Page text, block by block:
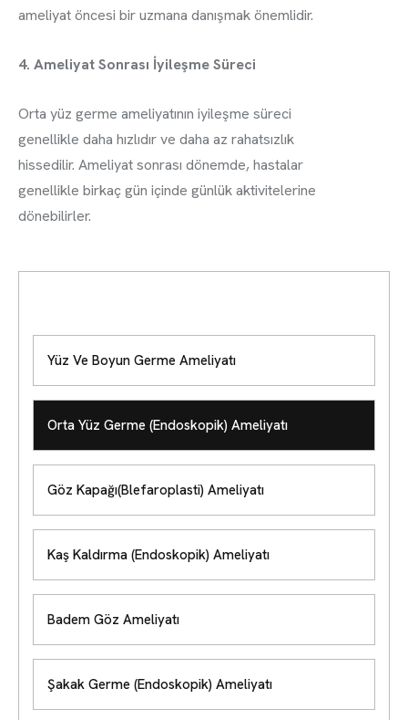
ameliyat öncesi bir uzmana danışmak önemlidir.
4. Ameliyat Sonrası İyileşme Süreci
Orta yüz germe ameliyatının iyileşme süreci
genellikle daha hızlıdır ve daha az rahatsızlık
hissedilir. Ameliyat sonrası dönemde, hastalar
genellikle birkaç gün içinde günlük aktivitelerine
dönebilirler.
Yüz Ve Boyun Germe Ameliyatı
Orta Yüz Germe (Endoskopik) Ameliyatı
Göz Kapağı(Blefaroplasti) Ameliyatı
Kaş Kaldırma (Endoskopik) Ameliyatı
Badem Göz Ameliyatı
Şakak Germe (Endoskopik) Ameliyatı